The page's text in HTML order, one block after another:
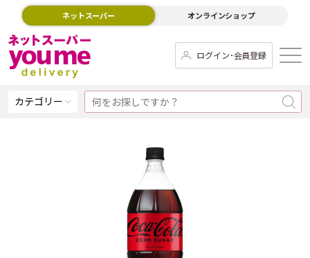
ネットスーパー オンラインショップ
ログイン･会員登録
カテゴリー